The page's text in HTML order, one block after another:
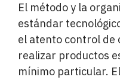
El método y la
estándar
el atento control de
realizar productos
mínimo particular.